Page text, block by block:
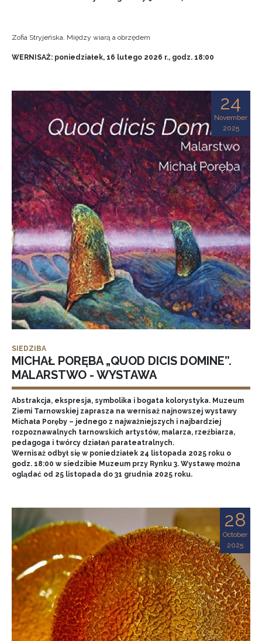
Zofia Stryjeńska. Między wiarą a obrzędem
WERNISAŻ: poniedziałek, 16 lutego 2026 r., godz. 18:00
24
November
2025
SIEDZIBA
MICHAŁ PORĘBA „QUOD DICIS DOMINE”.
MALARSTWO - WYSTAWA
Abstrakcja, ekspresja, symbolika i bogata kolorystyka. Muzeum
Ziemi Tarnowskiej zaprasza na wernisaż najnowszej wystawy
Michała Poręby – jednego z najważniejszych i najbardziej
rozpoznawalnych tarnowskich artystów, malarza, rzeźbiarza,
pedagoga i twórcy działań parateatralnych.
Wernisaż odbył się w poniedziałek 24 listopada 2025 roku o
godz. 18:00 w siedzibie Muzeum przy Rynku 3. Wystawę można
oglądać od 25 listopada do 31 grudnia 2025 roku.
28
October
2025